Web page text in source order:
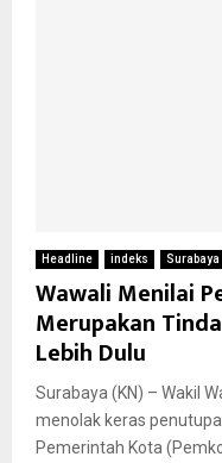
Headline indeks Surabaya
Wawali Menilai
Merupakan
Lebih Dulu
Surabaya (KN) – Wakil
menolak keras
Pemerintah Kota